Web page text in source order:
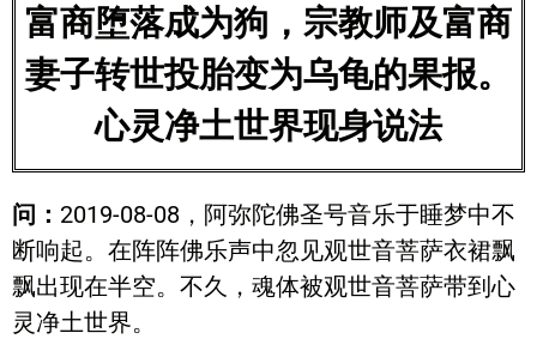
富商堕落成为狗，宗教师及富商
妻子转世投胎变为乌龟的果报。
心灵净土世界现身说法
问： 2019-08-08，阿弥陀佛圣号音乐于睡梦中不
断响起。在阵阵佛乐声中忽见观世音菩萨衣裙飘
飘出现在半空。不久，魂体被观世音菩萨带到心
灵净土世界。